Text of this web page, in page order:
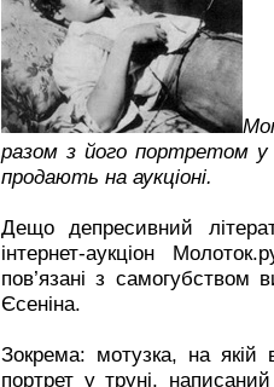
разом з його портретом
продають на аукціоні.
Дещо депресивний
інтернет-аукціон
пов’язані з самогубством
Єсеніна.
Зокрема: мотузка, на якій
портрет у труні,